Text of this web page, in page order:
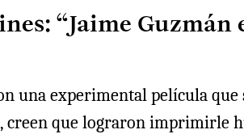
“Jaime
una experimental película
creen que lograron imprimirle